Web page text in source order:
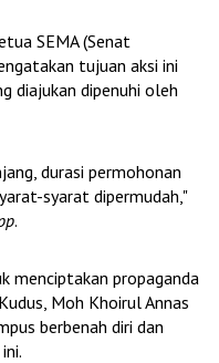
SEMA (Senat
tujuan aksi ini
diajukan dipenuhi oleh
durasi permohonan
syarat dipermudah,"
.
menciptakan propaganda
Moh Khoirul Annas
berbenah diri dan